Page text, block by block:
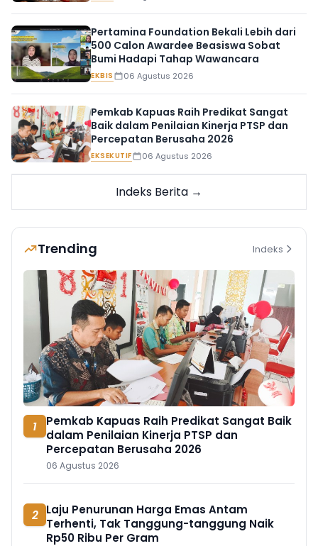
Pertamina Foundation Bekali Lebih dari
500 Calon Awardee Beasiswa Sobat
Bumi Hadapi Tahap Wawancara
EKBIS 06 Agustus 2026
Pemkab Kapuas Raih Predikat Sangat
Baik dalam Penilaian Kinerja PTSP dan
Percepatan Berusaha 2026
EKSEKUTIF 06 Agustus 2026
Indeks Berita →
Trending Indeks
1
Pemkab Kapuas Raih Predikat Sangat Baik
dalam Penilaian Kinerja PTSP dan
Percepatan Berusaha 2026
06 Agustus 2026
2 Laju Penurunan Harga Emas Antam
Terhenti, Tak Tanggung-tanggung Naik
Rp50 Ribu Per Gram